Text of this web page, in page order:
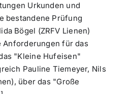
Urkunden und
bestandene Prüfung
Bögel (ZRFV Lienen)
für das
"Kleine Hufeisen"
Pauline Tiemeyer, Nils
über das "Große